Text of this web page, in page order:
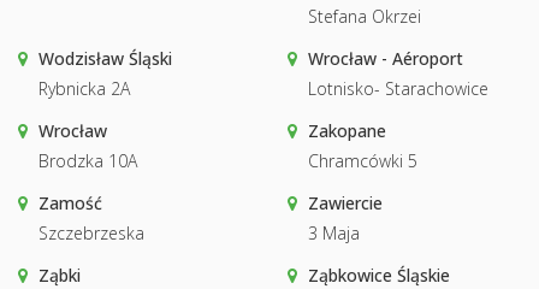
Stefana Okrzei
Wodzisław Śląski
Rybnicka 2A
Wrocław - Aéroport
Lotnisko- Starachowice
Wrocław
Brodzka 10A
Zakopane
Chramcówki 5
Zamość
Szczebrzeska
Zawiercie
3 Maja
Ząbki
Ząbkowice Śląskie